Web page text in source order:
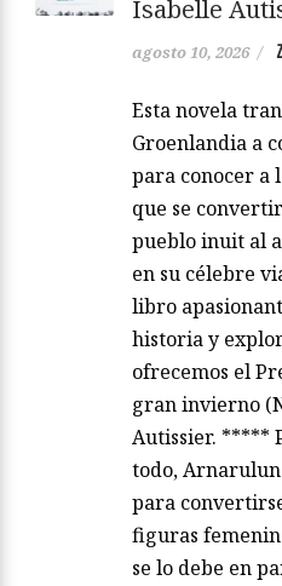
Isabelle
agosto 10, 2026 /
Esta novela
Groenlandia a
para conocer a
que se
pueblo inuit al
en su célebre
libro
historia y
ofrecemos el
gran invierno
Autissier. *****
todo,
para
figuras
se lo debe en